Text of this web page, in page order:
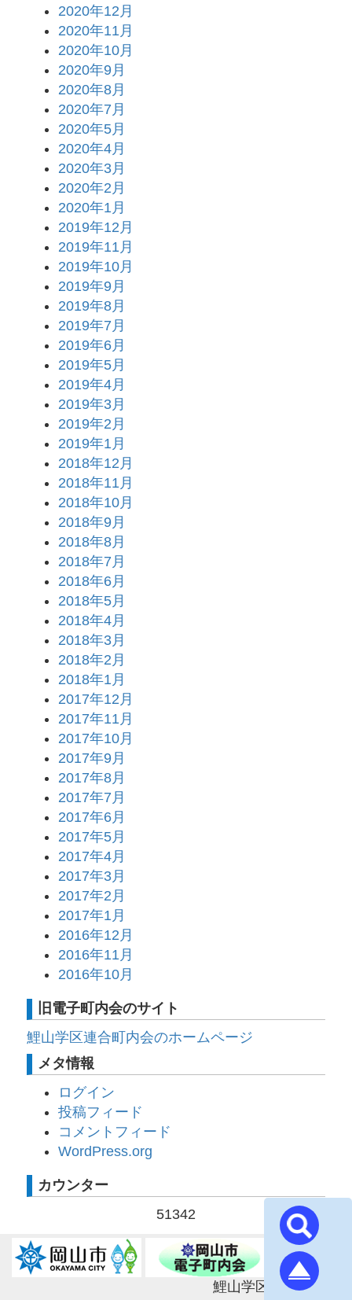
2020年12月
2020年11月
2020年10月
2020年9月
2020年8月
2020年7月
2020年5月
2020年4月
2020年3月
2020年2月
2020年1月
2019年12月
2019年11月
2019年10月
2019年9月
2019年8月
2019年7月
2019年6月
2019年5月
2019年4月
2019年3月
2019年2月
2019年1月
2018年12月
2018年11月
2018年10月
2018年9月
2018年8月
2018年7月
2018年6月
2018年5月
2018年4月
2018年3月
2018年2月
2018年1月
2017年12月
2017年11月
2017年10月
2017年9月
2017年8月
2017年7月
2017年6月
2017年5月
2017年4月
2017年3月
2017年2月
2017年1月
2016年12月
2016年11月
2016年10月
旧電子町内会のサイト
鯉山学区連合町内会のホームページ
メタ情報
ログイン
投稿フィード
コメントフィード
WordPress.org
カウンター
51342
鯉山学区連合町内会